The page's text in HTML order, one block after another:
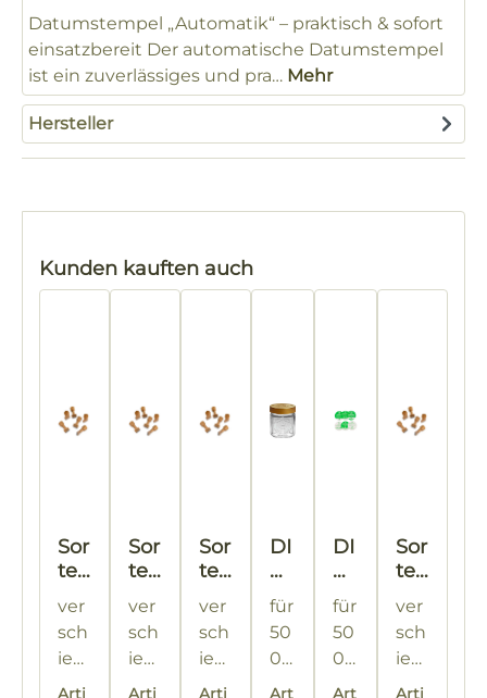
Datumstempel „Automatik“ – praktisch & sofort
einsatzbereit Der automatische Datumstempel
ist ein zuverlässiges und pra… Mehr
Hersteller
Produktgalerie überspringen
Kunden kauften auch
Sor
ten
mp
el
ver
sch
ied
ene
zur
Arti
Sor
ten
mp
el
ver
sch
ied
ene
zur
Arti
Sor
ten
mp
el
ver
sch
ied
ene
zur
Arti
DI
B
-
H
on
ig
gl
für
50
0
gr.
1
Art
DI
B
-
D
ec
ke
l -
für
50
0
g-
im
Art
Sor
ten
mp
el
ver
sch
ied
ene
zur
Arti